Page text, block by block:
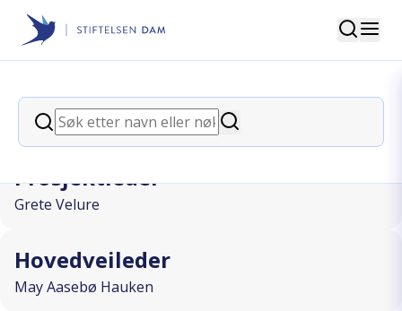
Stiftelsen Dam
Søk
Søk
Søk
back
Livskvalitet og hyperbar behandling
Prosjektleder
Grete Velure
Hovedveileder
May Aasebø Hauken